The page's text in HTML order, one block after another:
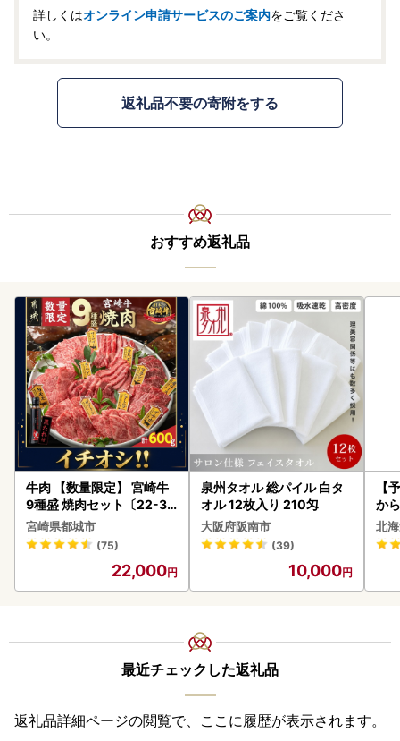
詳しくはオンライン申請サービスのご案内をご覧くださ
い。
返礼品不要の寄附をする
おすすめ返礼品
牛肉 【数量限定】 宮崎牛
9種盛 焼肉セット〔22-31
-006-600g〕都城 イチオ
シ!! 牛肉
宮崎県都城市
(75)
22,000
泉州タオル 総パイル 白タ
オル 12枚入り 210匁
大阪府阪南市
(39)
10,000
【
か
ら
g (
)【
北
最近チェックした返礼品
返礼品詳細ページの閲覧で、ここに履歴が表示されます。